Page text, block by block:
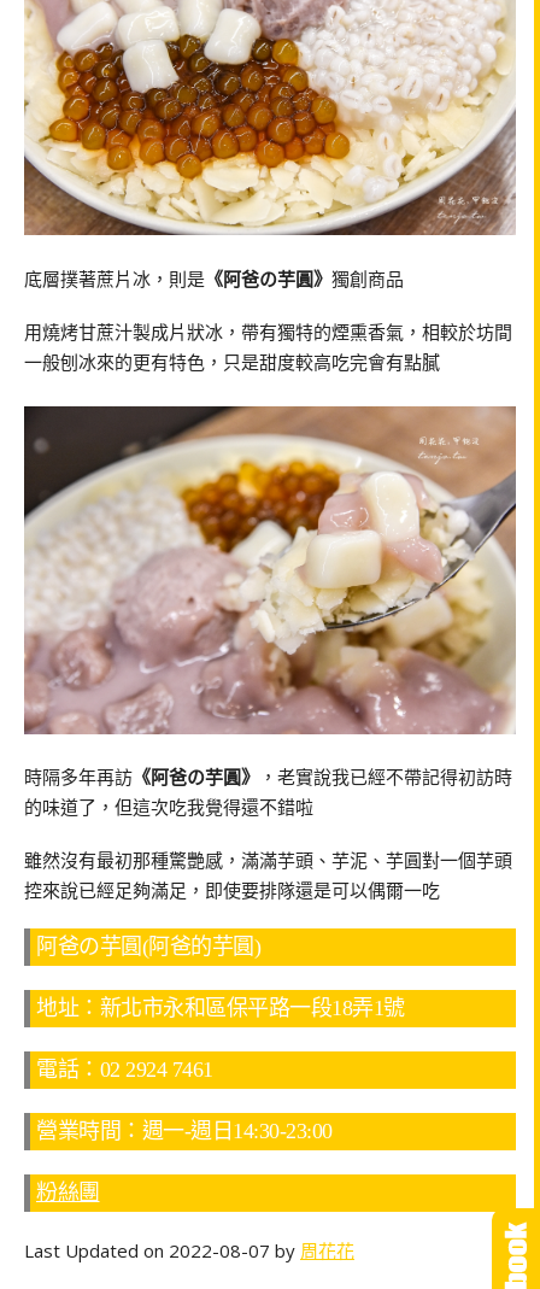
底層撲著蔗片冰，則是 《阿爸の芋圓》 獨創商品
用燒烤甘蔗汁製成片狀冰，帶有獨特的煙熏香氣，相較於坊間
一般刨冰來的更有特色，只是甜度較高吃完會有點膩
時隔多年再訪 《阿爸の芋圓》
，老實說我已經不帶記得初訪時
的味道了，但這次吃我覺得還不錯啦
雖然沒有最初那種驚艷感，滿滿芋頭、芋泥、芋圓對一個芋頭
控來說已經足夠滿足，即使要排隊還是可以偶爾一吃
阿爸の芋圓(阿爸的芋圓)
地址：新北市永和區保平路一段18弄1號
電話：02 2924 7461
營業時間：週一-週日14:30-23:00
粉絲團
Last Updated on 2022-08-07 by 周花花